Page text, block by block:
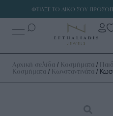
ΦΤΙΑΞΕ ΤΟ ΔΙΚΟ ΣΟΥ
Αρχική σελίδα / Κοσμήματα /
Κοσμήματα / Κωνσταντινάτα /